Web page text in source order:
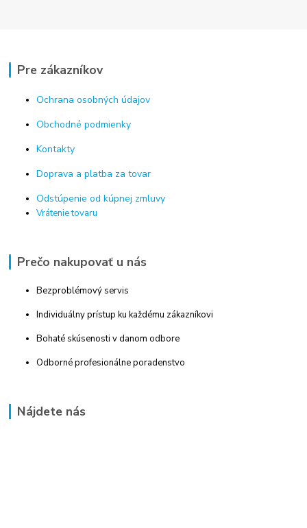
Pre zákazníkov
Ochrana osobných údajov
Obchodné podmienky
Kontakty
Doprava a platba za tovar
Odstúpenie od kúpnej zmluvy
Vrátenie tovaru
Prečo nakupovať u nás
Bezproblémový servis
Individuálny prístup ku každému zákazníkovi
Bohaté skúsenosti v danom odbore
Odborné profesionálne poradenstvo
Nájdete nás